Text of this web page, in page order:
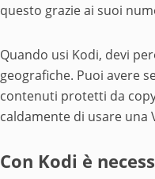
questo grazie ai suoi
Quando usi Kodi, devi
geografiche. Puoi avere
contenuti protetti da
caldamente di usare una
Con Kodi è